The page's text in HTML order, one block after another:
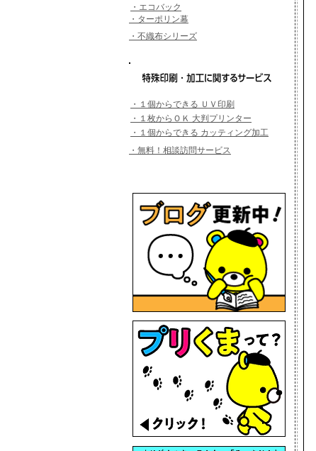
・​無料！相談訪問サービス
・ １個からできる ＵＶ印刷
​・１枚からＯＫ 大判プリンター
​・ １個からできる カッティング加工
・エコバック
・ターポリン幕
​・不織布シリーズ